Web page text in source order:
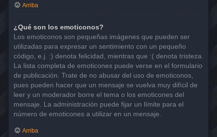
Arriba
¿Qué son los emoticonos?
Los emoticonos son pequeñas imágenes que pueden ser
utilizadas para expresar un sentimiento con un pequeño
código, e.j. :) denota felicidad, mientras que :( denota tristeza.
La lista completa de emoticones puede verse en el formulario
de publicación. Trate de no abusar del uso de emoticonos,
pues pueden hacer que un mensaje se vuelva muy difícil de
leer y un moderador borre el tema o los emoticones del
mensaje. La administración puede fijar un límite para el
número de emoticones a utilizar en un mensaje.
Arriba